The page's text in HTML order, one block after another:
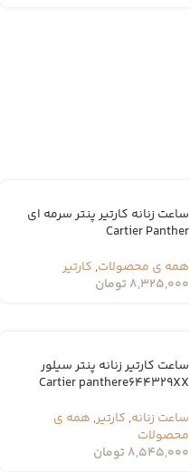
ساعت زنانه کارتیر پنتر سرمه ای
Cartier Panther
همه ی محصولات, کارتیر
8,325,000تومان
ساعت کارتیر زنانه پنتر سیلور
Cartier panthere644329XX
ساعت زنانه, کارتیر, همه ی
محصولات
8,545,000تومان